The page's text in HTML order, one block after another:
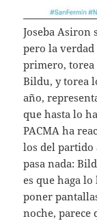
Joseba Asiron
pero la verdad
primero, torea
Bildu, y torea
año,
que hasta lo
PACMA ha
los del partido
pasa nada:
es que haga lo
poner
noche, parece